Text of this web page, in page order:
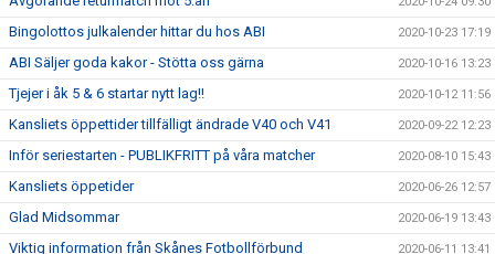
Bingolottos julkalender hittar du hos ABI 2020-10-23 17:19
ABI Säljer goda kakor - Stötta oss gärna 2020-10-16 13:23
Tjejer i åk 5 & 6 startar nytt lag!! 2020-10-12 11:56
Kansliets öppettider tillfälligt ändrade V40 och V41 2020-09-22 12:23
Inför seriestarten - PUBLIKFRITT på våra matcher 2020-08-10 15:43
Kansliets öppetider 2020-06-26 12:57
Glad Midsommar 2020-06-19 13:43
Viktig information från Skånes Fotbollförbund 2020-06-11 13:41